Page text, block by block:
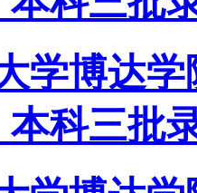
学博达
科三批